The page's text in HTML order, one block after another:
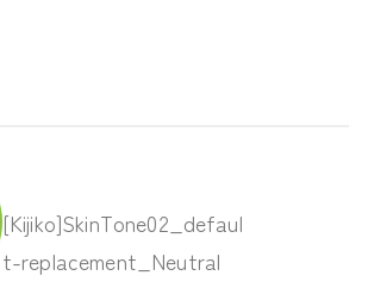
[Kijiko]SkinTone02_defaul
t-replacement_Neutral